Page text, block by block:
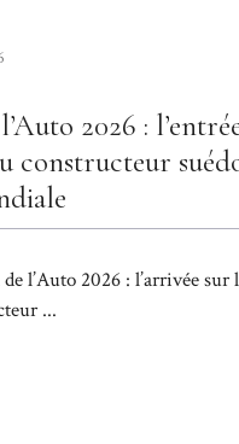
2026 :
constructeur
l’Auto 2026 : l’arrivée sur
...